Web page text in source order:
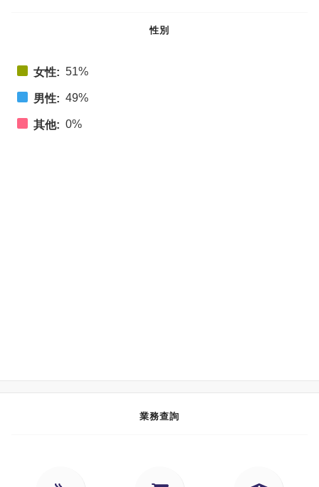
性別
女性: 51%
男性: 49%
其他: 0%
業務查詢